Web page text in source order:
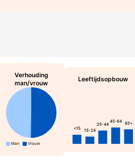
Verhouding
man/vrouw
Man Vrouw
Leeftijdsopbouw
<15 15-24
25-44
45-64 65+